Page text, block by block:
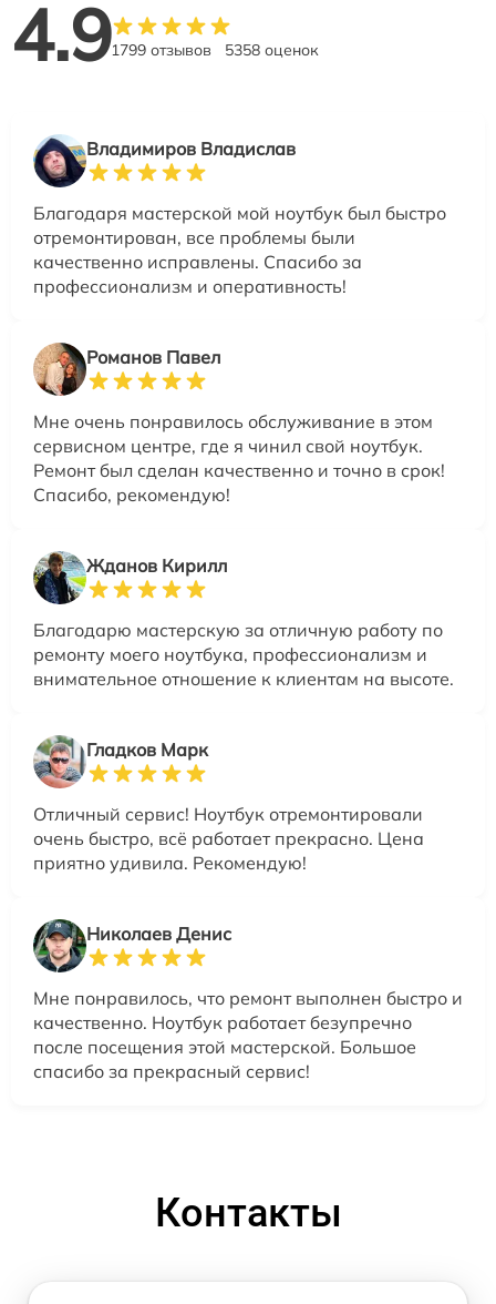
4.91799 отзывов 5358 оценок
Владимиров Владислав
Благодаря мастерской мой ноутбук был быстро
отремонтирован, все проблемы были
качественно исправлены. Спасибо за
профессионализм и оперативность!
Романов Павел
Мне очень понравилось обслуживание в этом
сервисном центре, где я чинил свой ноутбук.
Ремонт был сделан качественно и точно в срок!
Спасибо, рекомендую!
Жданов Кирилл
Благодарю мастерскую за отличную работу по
ремонту моего ноутбука, профессионализм и
внимательное отношение к клиентам на высоте.
Гладков Марк
Отличный сервис! Ноутбук отремонтировали
очень быстро, всё работает прекрасно. Цена
приятно удивила. Рекомендую!
Николаев Денис
Мне понравилось, что ремонт выполнен быстро и
качественно. Ноутбук работает безупречно
после посещения этой мастерской. Большое
спасибо за прекрасный сервис!
Контакты